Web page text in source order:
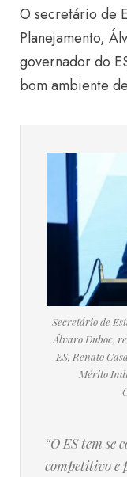
O secretário de
Planejamento,
governador do
bom ambiente
Secretário de
Álvaro Duboc,
ES, Renato
Mérito
“O ES tem se
competitivo e